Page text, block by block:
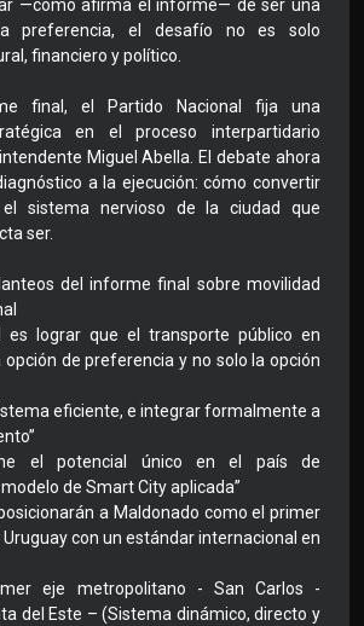
—como afirma el informe— de ser una
preferencia, el desafío no es solo
financiero y político.
final, el Partido Nacional fija una
en el proceso interpartidario
Miguel Abella. El debate ahora
a la ejecución: cómo convertir
sistema nervioso de la ciudad que
ser.
del informe final sobre movilidad
es lograr que el transporte público en
opción de preferencia y no solo la opción
eficiente, e integrar formalmente a
el potencial único en el país de
de Smart City aplicada”
a Maldonado como el primer
con un estándar internacional en
eje metropolitano - San Carlos -
del Este – (Sistema dinámico, directo y